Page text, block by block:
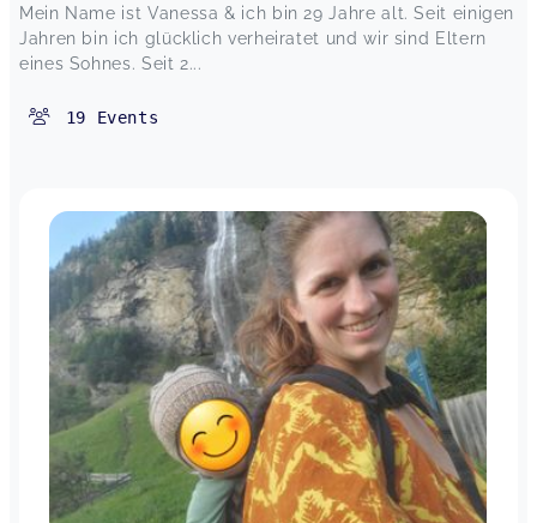
Mein Name ist Vanessa & ich bin 29 Jahre alt. Seit einigen
Jahren bin ich glücklich verheiratet und wir sind Eltern
eines Sohnes. Seit 2...
19 Events